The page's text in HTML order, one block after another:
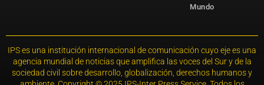
Mundo
IPS es una institución internacional de comunicación cuyo eje es una
agencia mundial de noticias que amplifica las voces del Sur y de la
sociedad civil sobre desarrollo, globalización, derechos humanos y